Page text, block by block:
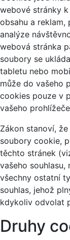
webové stránky k
obsahu a
analýze
webová stránka
soubory se
tabletu nebo
může do vašeho
cookies pouze v
vašeho
Zákon stanoví,
soubory cookie,
těchto stránek
vašeho souhlasu,
všechny ostatní
souhlas, jehož
kdykoliv odvolat
Druhy